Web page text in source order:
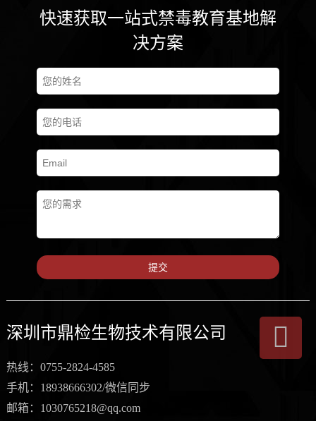
快速获取一站式禁毒教育基地解
决方案
提交
深圳市鼎检生物技术有限公司
热线：0755-2824-4585
手机：18938666302/微信同步
邮箱：1030765218@qq.com